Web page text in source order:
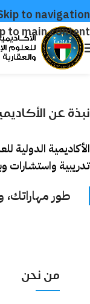
to navigation
to main content
نبذة عن
الأكاديمية الدولية
تدريبية
طور مهاراتك،
من نحن